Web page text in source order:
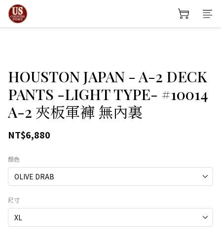
HOUSTON JAPAN - A-2 DECK
PANTS -LIGHT TYPE- #10014
A-2 夾板軍褲 無內裏
NT$6,880
顏色
尺寸